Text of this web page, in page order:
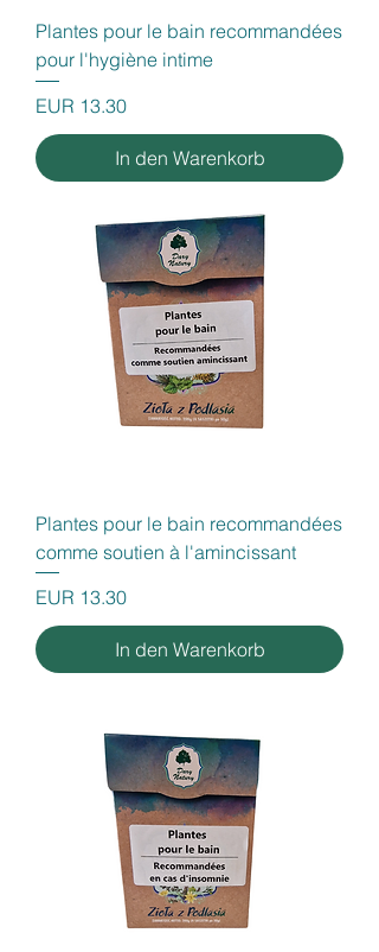
Plantes pour le bain recommandées
pour l'hygiène intime
Preis
EUR 13.30
In den Warenkorb
Plantes pour le bain recommandées
comme soutien à l'amincissant
Preis
EUR 13.30
In den Warenkorb